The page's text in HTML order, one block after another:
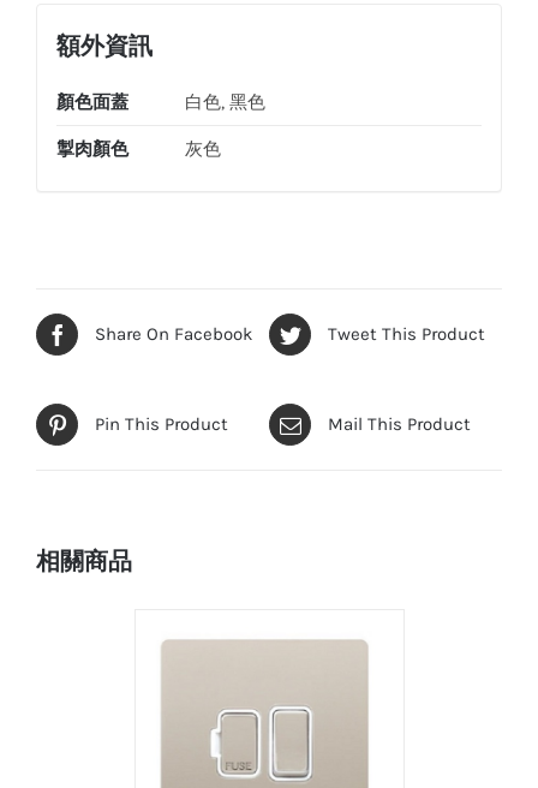
額外資訊
顏色面蓋 白色, 黑色
掣肉顏色 灰色
Share On Facebook Tweet This Product
Pin This Product Mail This Product
相關商品